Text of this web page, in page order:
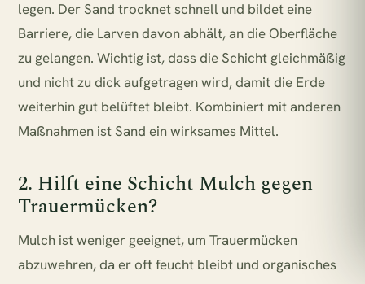
legen. Der Sand trocknet schnell und bildet eine
Barriere, die Larven davon abhält, an die Oberfläche
zu gelangen. Wichtig ist, dass die Schicht gleichmäßig
und nicht zu dick aufgetragen wird, damit die Erde
weiterhin gut belüftet bleibt. Kombiniert mit anderen
Maßnahmen ist Sand ein wirksames Mittel.
2. Hilft eine Schicht Mulch gegen
Trauermücken?
Mulch ist weniger geeignet, um Trauermücken
abzuwehren, da er oft feucht bleibt und organisches